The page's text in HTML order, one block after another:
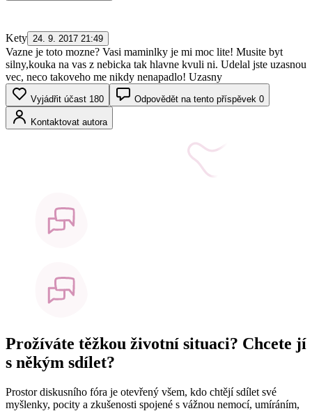
Kety 24. 9. 2017 21:49
Vazne je toto mozne? Vasi maminlky je mi moc lite! Musite byt
silny,kouka na vas z nebicka tak hlavne kvuli ni. Udelal jste uzasnou
vec, neco takoveho me nikdy nenapadlo! Uzasny
Vyjádřit účast 180 Odpovědět na tento příspěvek 0
Kontaktovat autora
Prožíváte těžkou životní situaci? Chcete jí
s někým sdílet?
Prostor diskusního fóra je otevřený všem, kdo chtějí sdílet své
myšlenky, pocity a zkušenosti spojené s vážnou nemocí, umíráním,